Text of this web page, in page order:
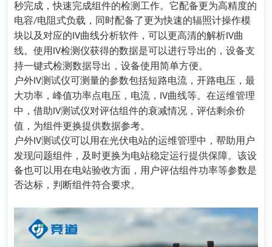
秒完成，快速完成组件的检测工作。它配备更为⾼精度的
电容/电阻式负载，同时配备了更为快速的辐照计操作模
块以及对应的IV曲线分析软件，可以更⾼清的解析IV曲
线。使用 IV检测仪获得的数据是可以进行导出的，设备支
持⼀键式检测数据导出，设备使用简单方便。
户外IV测试仪可测量的参数包括短路电流，开路电压，最
大功率，峰值功率点电压，电流， IV曲线等。在运维管理
中，借助IV测试仪对评估组件的衰减情况，评估剩余价
值，为组件更换提供数据参考。
户外IV测试仪可以用在光伏电站的运维管理中，帮助用户
发现问题组件，及时更换为电站稳定运行提供保障。该设
备也可以用在电站验收方面，用户评估组件功率等参数是
否达标，判断组件符合要求。